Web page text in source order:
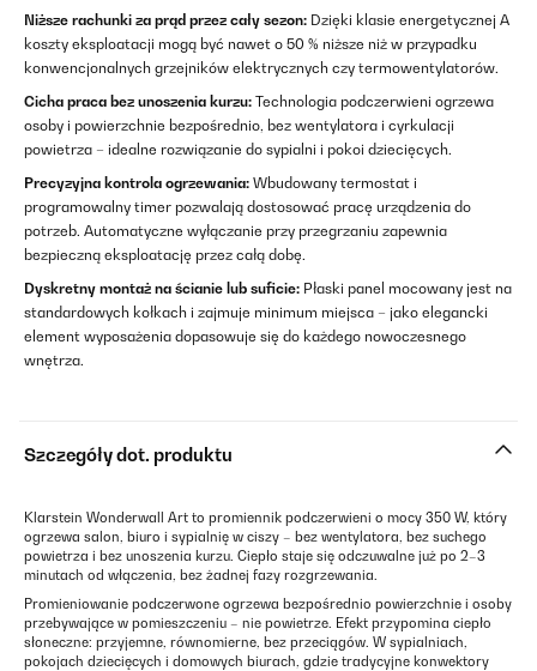
Niższe rachunki za prąd przez cały sezon: Dzięki klasie energetycznej A
koszty eksploatacji mogą być nawet o 50 % niższe niż w przypadku
konwencjonalnych grzejników elektrycznych czy termowentylatorów.
Cicha praca bez unoszenia kurzu: Technologia podczerwieni ogrzewa
osoby i powierzchnie bezpośrednio, bez wentylatora i cyrkulacji
powietrza – idealne rozwiązanie do sypialni i pokoi dziecięcych.
Precyzyjna kontrola ogrzewania: Wbudowany termostat i
programowalny timer pozwalają dostosować pracę urządzenia do
potrzeb. Automatyczne wyłączanie przy przegrzaniu zapewnia
bezpieczną eksploatację przez całą dobę.
Dyskretny montaż na ścianie lub suficie: Płaski panel mocowany jest na
standardowych kołkach i zajmuje minimum miejsca – jako elegancki
element wyposażenia dopasowuje się do każdego nowoczesnego
wnętrza.
Szczegóły dot. produktu
Klarstein Wonderwall Art to promiennik podczerwieni o mocy 350 W, który
ogrzewa salon, biuro i sypialnię w ciszy – bez wentylatora, bez suchego
powietrza i bez unoszenia kurzu. Ciepło staje się odczuwalne już po 2–3
minutach od włączenia, bez żadnej fazy rozgrzewania.
Promieniowanie podczerwone ogrzewa bezpośrednio powierzchnie i osoby
przebywające w pomieszczeniu – nie powietrze. Efekt przypomina ciepło
słoneczne: przyjemne, równomierne, bez przeciągów. W sypialniach,
pokojach dziecięcych i domowych biurach, gdzie tradycyjne konwektory